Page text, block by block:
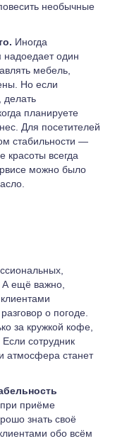
необычные
Иногда
надоедает один
мебель,
Но если
делать
планируете
Для посетителей
стабильности —
красоты всегда
можно было
А ещё важно,
о погоде.
за кружкой кофе,
сотрудник
атмосфера станет
приёме
знать своё
обо всём